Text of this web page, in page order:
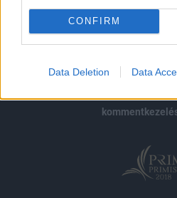
CONFIRM
Data Deletion Data
© 2026
impresszum
jogi